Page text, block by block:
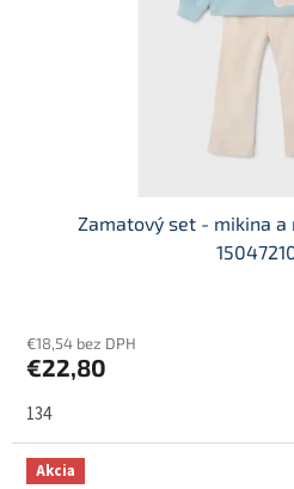
Zamatový set - mikina a
€18,54 bez DPH
€22,80
134
Akcia